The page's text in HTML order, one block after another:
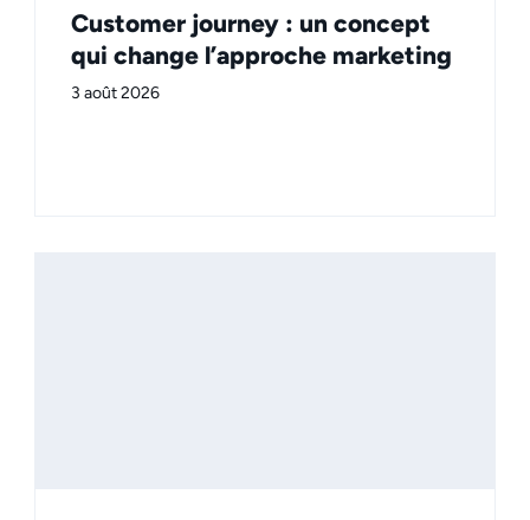
Customer journey : un concept
qui change l’approche marketing
3 août 2026